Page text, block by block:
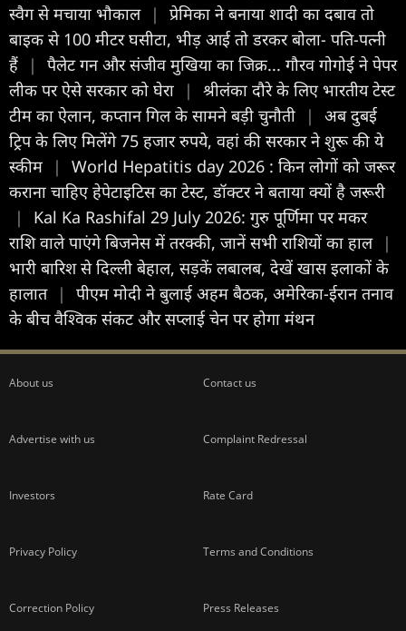
स्वैग से मचाया भौकाल |
प्रेमिका ने बनाया शादी का दबाव तो
बाइक से 100 मीटर घसीटा, भीड़ आई तो डरकर बोला- पति-पत्नी
हैं
|
पैलेट गन और संजीव मुखिया का जिक्र... गौरव गोगोई ने पेपर
लीक पर ऐसे सरकार को घेरा
|
श्रीलंका दौरे के लिए भारतीय टेस्ट
टीम का ऐलान, कप्तान गिल के सामने बड़ी चुनौती
|
अब दुबई
ट्रिप के लिए मिलेंगे 75 हजार रुपये, वहां की सरकार ने शुरू की ये
स्कीम
|
World Hepatitis day 2026 : किन लोगों को जरूर
कराना चाहिए हेपेटाइटिस का टेस्ट, डॉक्टर ने बताया क्यों है जरूरी
|
Kal Ka Rashifal 29 July 2026: गुरु पूर्णिमा पर मकर
राशि वाले पाएंगे बिजनेस में तरक्की, जानें सभी राशियों का हाल |
भारी बार‍िश से द‍िल्ली बेहाल, सड़कें लबालब, देखें खास इलाकों के
हालात |
पीएम मोदी ने बुलाई अहम बैठक, अमेरिका-ईरान तनाव
के बीच वैश्विक संकट और सप्लाई चेन पर होगा मंथन
About us Contact us
Advertise with us Complaint Redressal
Investors Rate Card
Privacy Policy Terms and Conditions
Correction Policy Press Releases